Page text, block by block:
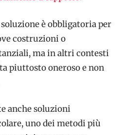
è obbligatoria per
costruzioni o
ma in altri contesti
piuttosto onerosoe non
anche soluzioni
uno dei metodi più